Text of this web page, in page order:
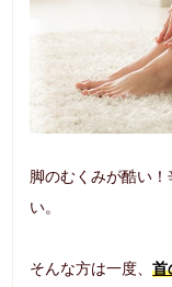
脚のむくみが酷い
い。
そんな方は一度、首